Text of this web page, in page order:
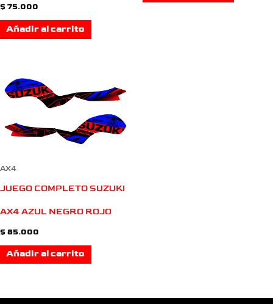
$ 75.000
Añadir al carrito
AX4
JUEGO COMPLETO SUZUKI
AX4 AZUL NEGRO ROJO
$ 85.000
Añadir al carrito